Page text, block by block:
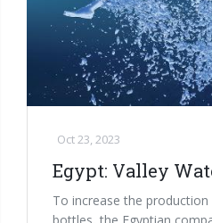
Oct 23, 2023
Egypt: Valley
To increase the production